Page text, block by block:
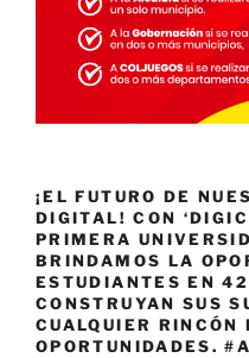
¡EL FUTURO DE
DIGITAL! CON
PRIMERA
BRINDAMOS LA
ESTUDIANTES EN
CONSTRUYAN SUS
CUALQUIER
OPORTUNIDADES.